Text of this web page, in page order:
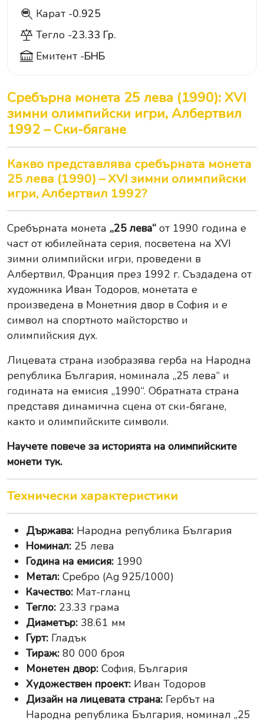
925 Карат -0.925
Тегло -23.33 Гр.
Емитент -БНБ
Сребърна монета 25 лева (1990): XVI
зимни олимпийски игри, Албертвил
1992 – Ски-бягане
Какво представлява сребърната монета
25 лева (1990) – XVI зимни олимпийски
игри, Албертвил 1992?
Сребърната монета „25 лева“ от 1990 година е
част от юбилейната серия, посветена на XVI
зимни олимпийски игри, проведени в
Албертвил, Франция през 1992 г. Създадена от
художника Иван Тодоров, монетата е
произведена в Монетния двор в София и е
символ на спортното майсторство и
олимпийския дух.
Лицевата страна изобразява герба на Народна
република България, номинала „25 лева“ и
годината на емисия „1990“. Обратната страна
представя динамична сцена от ски-бягане,
както и олимпийските символи.
Научете повече за историята на олимпийските
монети тук.
Технически характеристики
Държава: Народна република България
Номинал: 25 лева
Година на емисия: 1990
Метал: Сребро (Ag 925/1000)
Качество: Мат-гланц
Тегло: 23.33 грама
Диаметър: 38.61 мм
Гурт: Гладък
Тираж: 80 000 броя
Монетен двор: София, България
Художествен проект: Иван Тодоров
Дизайн на лицевата страна: Гербът на
Народна република България, номинал „25